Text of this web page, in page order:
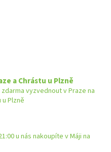
a Chrástu u Plzně
vyzvednout v Praze na
Plzně
u nás nakoupíte v Máji na